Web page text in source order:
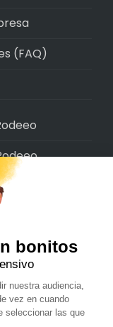
(FAQ)
Rodeeo